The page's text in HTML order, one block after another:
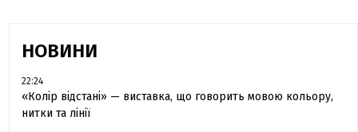
НОВИНИ
22:24
«Колір відстані» — виставка, що говорить мовою кольору,
нитки та лінії